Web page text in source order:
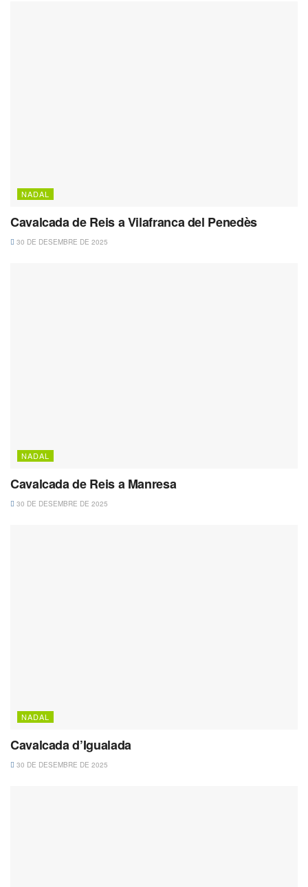
NADAL
Cavalcada de Reis a Vilafranca del Penedès
30 DE DESEMBRE DE 2025
NADAL
Cavalcada de Reis a Manresa
30 DE DESEMBRE DE 2025
NADAL
Cavalcada d’Igualada
30 DE DESEMBRE DE 2025